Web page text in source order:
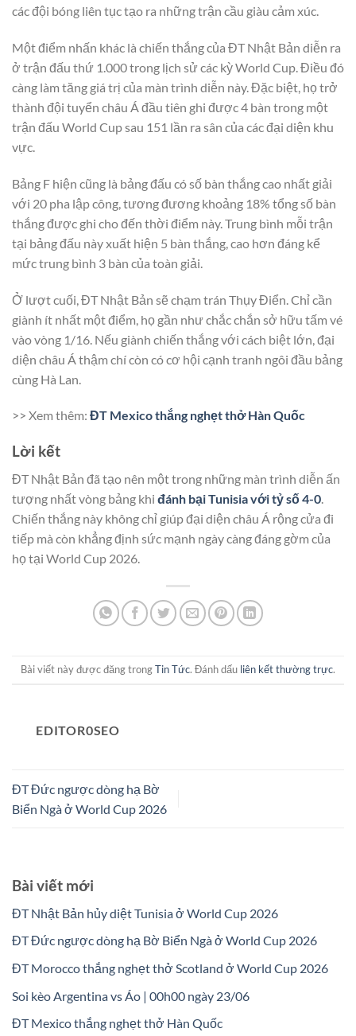
các đội bóng liên tục tạo ra những trận cầu giàu cảm xúc.
Một điểm nhấn khác là chiến thắng của ĐT Nhật Bản diễn ra
ở trận đấu thứ 1.000 trong lịch sử các kỳ World Cup. Điều đó
càng làm tăng giá trị của màn trình diễn này. Đặc biệt, họ trở
thành đội tuyển châu Á đầu tiên ghi được 4 bàn trong một
trận đấu World Cup sau 151 lần ra sân của các đại diện khu
vực.
Bảng F hiện cũng là bảng đấu có số bàn thắng cao nhất giải
với 20 pha lập công, tương đương khoảng 18% tổng số bàn
thắng được ghi cho đến thời điểm này. Trung bình mỗi trận
tại bảng đấu này xuất hiện 5 bàn thắng, cao hơn đáng kể
mức trung bình 3 bàn của toàn giải.
Ở lượt cuối, ĐT Nhật Bản sẽ chạm trán Thụy Điển. Chỉ cần
giành ít nhất một điểm, họ gần như chắc chắn sở hữu tấm vé
vào vòng 1/16. Nếu giành chiến thắng với cách biệt lớn, đại
diện châu Á thậm chí còn có cơ hội cạnh tranh ngôi đầu bảng
cùng Hà Lan.
>> Xem thêm: ĐT Mexico thắng nghẹt thở Hàn Quốc
Lời kết
ĐT Nhật Bản đã tạo nên một trong những màn trình diễn ấn
tượng nhất vòng bảng khi đánh bại Tunisia với tỷ số 4-0
Chiến thắng này không chỉ giúp đại diện châu Á rộng cửa đi
tiếp mà còn khẳng định sức mạnh ngày càng đáng gờm của
họ tại World Cup 2026.
Bài viết này được đăng trongTin Tức. Đánh dấu liên kết thường trực.
EDITOR0SEO
ĐT Đức ngược dòng hạ Bờ
Biển Ngà ở World Cup 2026
Bài viết mới
ĐT Nhật Bản hủy diệt Tunisia ở World Cup 2026
ĐT Đức ngược dòng hạ Bờ Biển Ngà ở World Cup 2026
ĐT Morocco thắng nghẹt thở Scotland ở World Cup 2026
Soi kèo Argentina vs Áo | 00h00 ngày 23/06
ĐT Mexico thắng nghẹt thở Hàn Quốc